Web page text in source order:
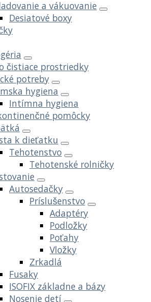
a vákuovanie
Desiatové boxy
čistiace prostriedky
potreby
hygiena
Intímna hygiena
pomôcky
k dieťatku
Tehotenstvo
Tehotenské rolničky
Autosedačky
Príslušenstvo
Adaptéry
Podložky
Poťahy
Vložky
Zrkadlá
Fusaky
ISOFIX základne a bázy
Nosenie detí